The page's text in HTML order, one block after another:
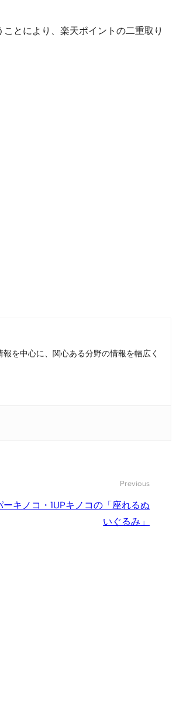
とにより、楽天ポイントの二重取り
を中心に、関心ある分野の情報を幅広く
Previous
キノコ・1UPキノコの「座れるぬ
いぐるみ」